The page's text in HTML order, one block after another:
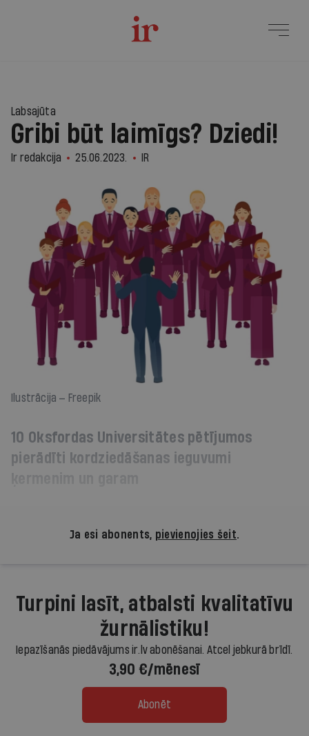
Labsajūta
Gribi būt laimīgs? Dziedi!
Ir redakcija 25.06.2023. IR
Ilustrācija — Freepik
10 Oksfordas Universitātes pētījumos
pierādīti kordziedāšanas ieguvumi
Ja esi abonents, pievienojies šeit.
Turpini lasīt, atbalsti kvalitatīvu
žurnālistiku!
Iepazīšanās piedāvājums ir.lv abonēšanai. Atcel jebkurā brīdī.
3,90 €/mēnesī
Abonēt